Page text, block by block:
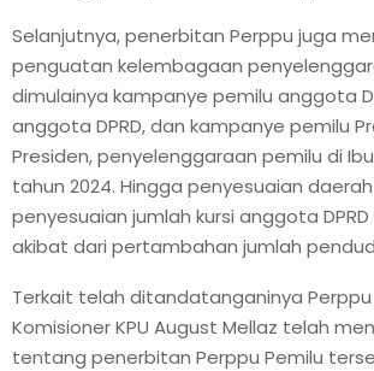
Selanjutnya, penerbitan Perppu juga
penguatan kelembagaan
dimulainya kampanye pemilu anggota
anggota DPRD, dan kampanye pemilu
Presiden, penyelenggaraan pemilu di
tahun 2024. Hingga penyesuaian
penyesuaian jumlah kursi anggota
akibat dari pertambahan jumlah
Terkait telah ditandatanganinya
Komisioner KPU August Mellaz telah
tentang penerbitan Perppu Pemilu